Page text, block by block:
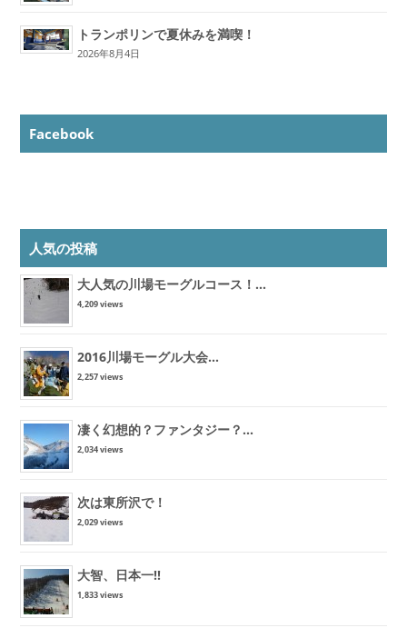
トランポリンで夏休みを満喫！
2026年8月4日
Facebook
人気の投稿
大人気の川場モーグルコース！...
4,209 views
2016川場モーグル大会...
2,257 views
凄く幻想的？ファンタジー？...
2,034 views
次は東所沢で！
2,029 views
大智、日本一!!
1,833 views